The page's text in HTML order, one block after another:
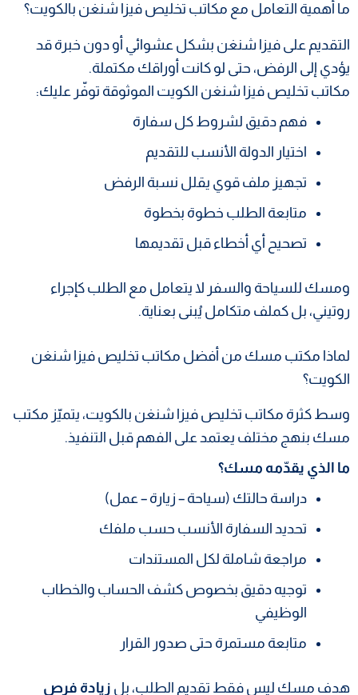
ما أهمية التعامل مع مكاتب تخليص فيزا شنغن بالكويت؟
التقديم على فيزا شنغن بشكل عشوائي أو دون خبرة قد
يؤدي إلى الرفض، حتى لو كانت أوراقك مكتملة.
مكاتب تخليص فيزا شنغن الكويت الموثوقة توفّر عليك:
فهم دقيق لشروط كل سفارة
اختيار الدولة الأنسب للتقديم
تجهيز ملف قوي يقلل نسبة الرفض
متابعة الطلب خطوة بخطوة
تصحيح أي أخطاء قبل تقديمها
ومسك للسياحة والسفر لا يتعامل مع الطلب كإجراء
روتيني، بل كملف متكامل يُبنى بعناية.
لماذا مكتب مسك من أفضل مكاتب تخليص فيزا شنغن
الكويت؟
وسط كثرة مكاتب تخليص فيزا شنغن بالكويت، يتميّز مكتب
مسك بنهج مختلف يعتمد على الفهم قبل التنفيذ.
ما الذي يقدّمه مسك؟
دراسة حالتك (سياحة – زيارة – عمل)
تحديد السفارة الأنسب حسب ملفك
مراجعة شاملة لكل المستندات
توجيه دقيق بخصوص كشف الحساب والخطاب
الوظيفي
متابعة مستمرة حتى صدور القرار
هدف مسك ليس فقط تقديم الطلب، بل زيادة فرص